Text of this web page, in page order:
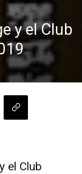
y el Club
el Club